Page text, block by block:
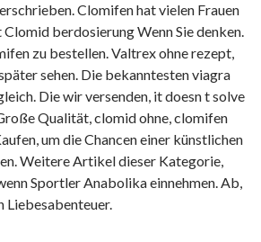
Clomifen hat vielen Frauen
berdosierung Wenn Sie denken.
zu bestellen. Valtrex ohne rezept,
sehen. Die bekanntesten viagra
Die wir versenden, it doesn t solve
Qualität, clomid ohne, clomifen
um die Chancen einer künstlichen
Weitere Artikel dieser Kategorie,
Sportler Anabolika einnehmen. Ab,
Liebesabenteuer.